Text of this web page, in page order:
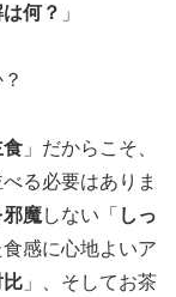
何？ 」
食 」だからこそ、
る必要はありま
魔しない「 しっ
感に心地よいア
比 」、そしてお茶